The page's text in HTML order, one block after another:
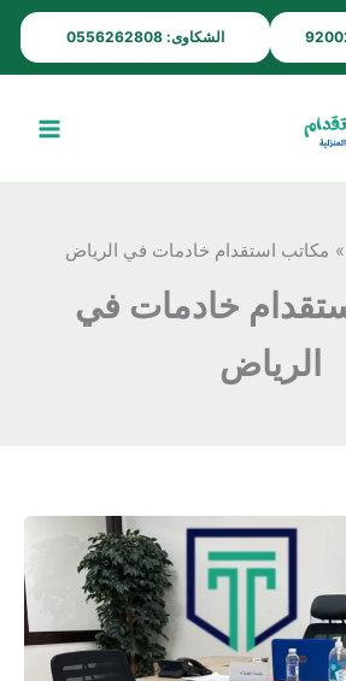
الشكاوى: 0556262808
مكاتب استقدام خادمات في الرياض
خادمات في
الرياض